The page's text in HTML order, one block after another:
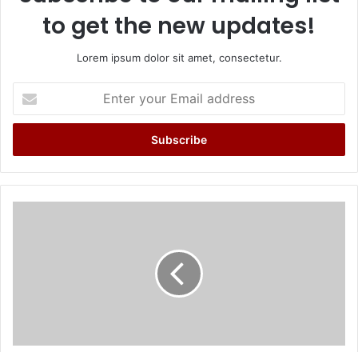
to get the new updates!
Lorem ipsum dolor sit amet, consectetur.
your
Email